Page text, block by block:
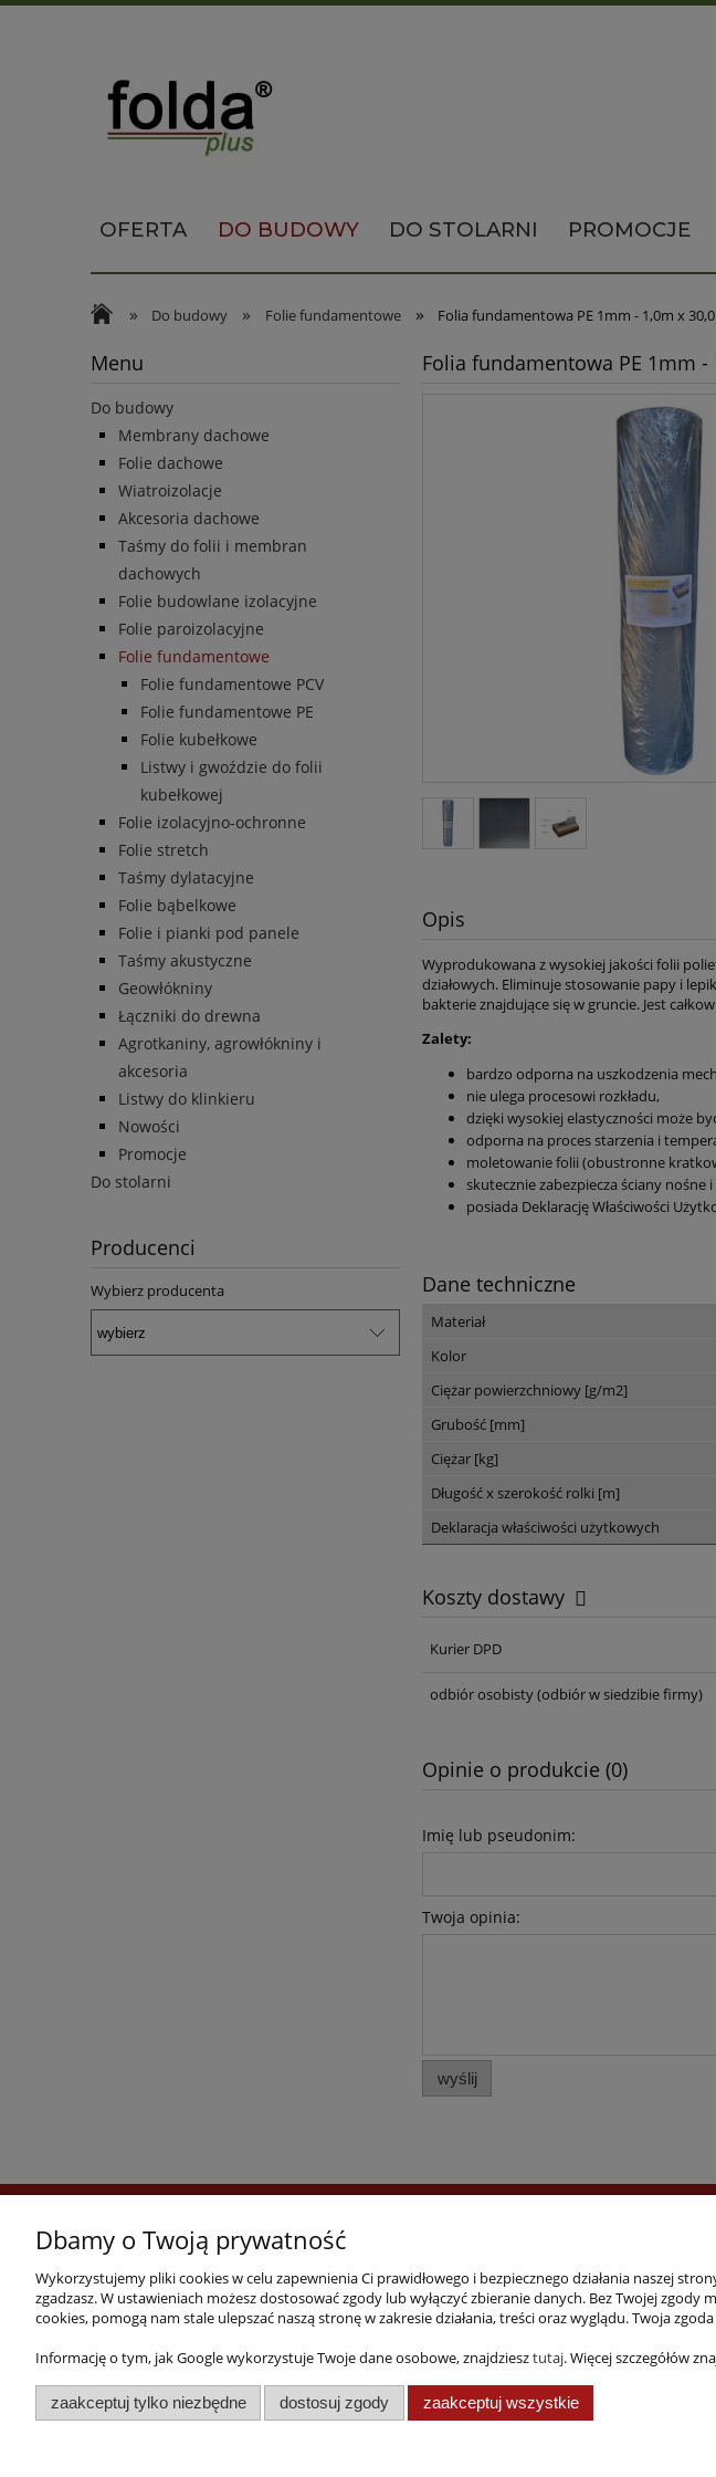
OFERTA DO BUDOWY DO STOLARNI PROMOCJE
» Do budowy » Folie fundamentowe » Folia fundamentowa PE 1mm - 1,0m x
Menu
Do budowy
Membrany dachowe
Folie dachowe
Wiatroizolacje
Akcesoria dachowe
Taśmy do folii i membran
dachowych
Folie budowlane izolacyjne
Folie paroizolacyjne
Folie fundamentowe
Folie fundamentowe PCV
Folie fundamentowe PE
Folie kubełkowe
Listwy i gwoździe do folii
kubełkowej
Folie izolacyjno-ochronne
Folie stretch
Taśmy dylatacyjne
Folie bąbelkowe
Folie i pianki pod panele
Taśmy akustyczne
Geowłókniny
Łączniki do drewna
Agrotkaniny, agrowłókniny i
akcesoria
Listwy do klinkieru
Nowości
Promocje
Do stolarni
Producenci
Wybierz producenta
Folia fundamentowa PE 1mm -
Opis
Wyprodukowana z wysokiej jakości folii
działowych. Eliminuje stosowanie papy i
bakterie znajdujące się w gruncie. Jest
Zalety:
bardzo odporna na uszkodzenia
nie ulega procesowi rozkładu,
dzięki wysokiej elastyczności może
odporna na proces starzenia i
moletowanie folii (obustronne
skutecznie zabezpiecza ściany
posiada Deklarację Właściwości
Dane techniczne
Materiał
Kolor
Ciężar powierzchniowy [g/m2]
Grubość [mm]
Ciężar [kg]
Długość x szerokość rolki [m]
Deklaracja właściwości użytkowych
Koszty dostawy
Cena nie
Kurier DPD
odbiór osobisty(odbiór w siedzibie firmy)
Opinie o produkcie (0)
Imię lub pseudonim:
Twoja opinia:
wyślij
FOLDA plus Sp. z o.o.
tel.+48 61 894 43 64
e-mail:sklep@folda.pl
NIP: 7811010444
Dbamy o Twoją prywatność
Wykorzystujemy pliki cookies w celu zapewnienia Ci prawidłowego i bezpiecznego działania naszej
zgadzasz. W ustawieniach możesz dostosować zgody lub wyłączyć zbieranie danych. Bez Twojej
cookies, pomogą nam stale ulepszać naszą stronę w zakresie działania, treści oraz wyglądu. Twoja
Informację o tym, jak Google wykorzystuje Twoje dane osobowe, znajdziesztutaj. Więcej szczegółów
zaakceptuj tylko niezbędne dostosuj zgody zaakceptuj wszystkie